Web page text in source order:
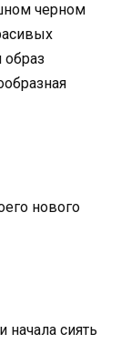
черном
нового
начала сиять